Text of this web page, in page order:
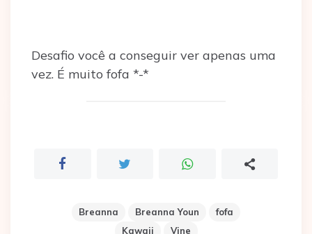
Desafio você a conseguir ver apenas uma
vez. É muito fofa *-*
Breanna Breanna Youn
fofa
Kawaii
Vine